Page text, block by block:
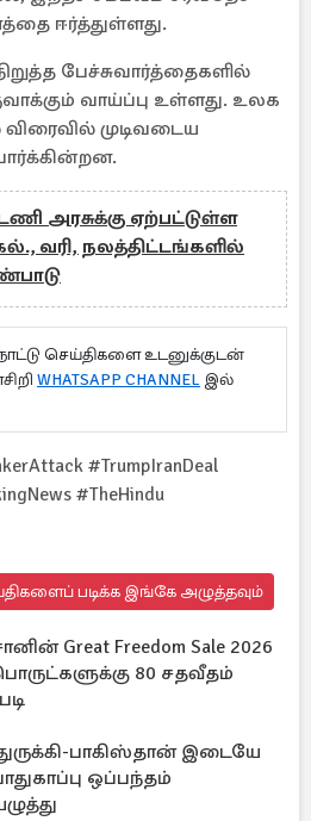
ஈர்த்துள்ளது.
பேச்சுவார்த்தைகளில்
வாய்ப்பு உள்ளது. உலக
முடிவடைய
அரசுக்கு ஏற்பட்டுள்ள
வரி, நலத்திட்டங்களில்
செய்திகளை உடனுக்குடன்
WHATSAPP CHANNEL இல்
#TrumpIranDeal
#TheHindu
படிக்க இங்கே அழுத்தவும்
Great Freedom Sale 2026
80 சதவீதம்
துருக்கி-பாகிஸ்தான் இடையே
ஒப்பந்தம்